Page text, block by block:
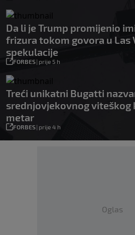
Da li je Trump promijenio
frizura tokom govora u Las
spekulacije
FORBES| prije 5 h
Treći unikatni Bugatti
srednjovjekovnog viteškog
metar
FORBES| prije 4 h
Oglas